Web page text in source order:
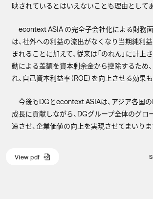
映されているとはいえないことも理由として
econtext ASIA の完全子会社化による財務
は、社外への利益の流出がなくなり当期純利
まれることに加えて、従来は「のれん」に計上
動による差額を資本剰余金から控除するため
れ、自己資本利益率（ROE）を向上させる効果
今後もDGとecontext ASIAは、アジア各国
成長に貢献しながら、DGグループ全体のグロ
速させ、企業価値の向上を実現させてまいりま
View pdf